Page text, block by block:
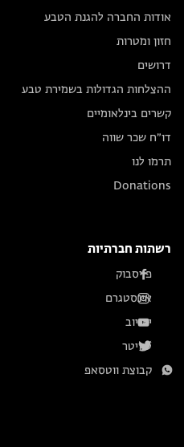
אודות החברה להגנת הטבע
חזון ומטרות
דרושים
ההצלחות הגדולות בשמירת טבע
קשרים בינלאומיים
דו״ח שכר שווה
תרמו לנו
Donations
רשתות חברתיות
פייסבוק
אינסטגרם
יוטיוב
טוויטר
קבוצת ווטסאפ